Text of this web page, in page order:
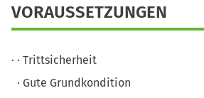
VORAUSSETZUNGEN
Trittsicherheit
Gute Grundkondition